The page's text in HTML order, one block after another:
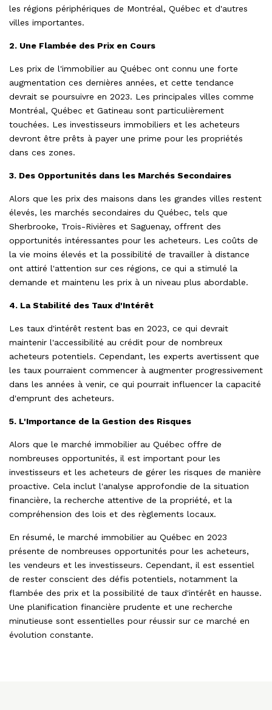
les régions périphériques de Montréal, Québec et d'autres
villes importantes.
2. Une Flambée des Prix en Cours
Les prix de l'immobilier au Québec ont connu une forte
augmentation ces dernières années, et cette tendance
devrait se poursuivre en 2023. Les principales villes comme
Montréal, Québec et Gatineau sont particulièrement
touchées. Les investisseurs immobiliers et les acheteurs
devront être prêts à payer une prime pour les propriétés
dans ces zones.
3. Des Opportunités dans les Marchés Secondaires
Alors que les prix des maisons dans les grandes villes restent
élevés, les marchés secondaires du Québec, tels que
Sherbrooke, Trois-Rivières et Saguenay, offrent des
opportunités intéressantes pour les acheteurs. Les coûts de
la vie moins élevés et la possibilité de travailler à distance
ont attiré l'attention sur ces régions, ce qui a stimulé la
demande et maintenu les prix à un niveau plus abordable.
4. La Stabilité des Taux d'Intérêt
Les taux d'intérêt restent bas en 2023, ce qui devrait
maintenir l'accessibilité au crédit pour de nombreux
acheteurs potentiels. Cependant, les experts avertissent que
les taux pourraient commencer à augmenter progressivement
dans les années à venir, ce qui pourrait influencer la capacité
d'emprunt des acheteurs.
5. L'Importance de la Gestion des Risques
Alors que le marché immobilier au Québec offre de
nombreuses opportunités, il est important pour les
investisseurs et les acheteurs de gérer les risques de manière
proactive. Cela inclut l'analyse approfondie de la situation
financière, la recherche attentive de la propriété, et la
compréhension des lois et des règlements locaux.
En résumé, le marché immobilier au Québec en 2023
présente de nombreuses opportunités pour les acheteurs,
les vendeurs et les investisseurs. Cependant, il est essentiel
de rester conscient des défis potentiels, notamment la
flambée des prix et la possibilité de taux d'intérêt en hausse.
Une planification financière prudente et une recherche
minutieuse sont essentielles pour réussir sur ce marché en
évolution constante.